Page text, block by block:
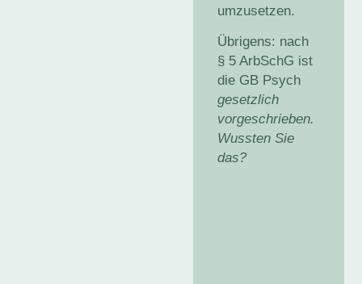
umzusetzen.
Übrigens: nach
§ 5 ArbSchG ist
die GB Psych
gesetzlich
vorgeschrieben.
Wussten Sie
das?